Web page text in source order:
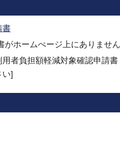
書
ホームぺージ上にありませ
用者負担額軽減対象確認申請
]